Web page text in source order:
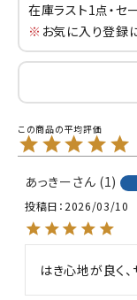
在庫ラスト1点・セ
※ お気に入り登録
あっきー 1
投稿日 2026/03/10
はき心地が良く